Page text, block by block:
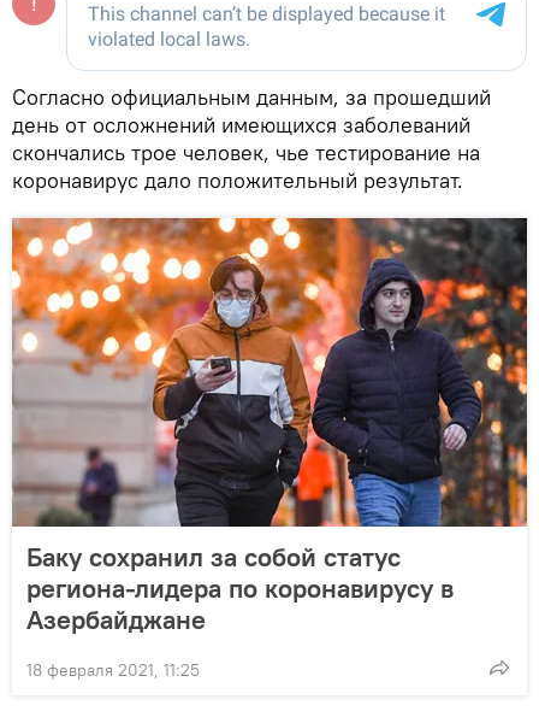
Согласно официальным данным, за прошедший
день от осложнений имеющихся заболеваний
скончались трое человек, чье тестирование на
коронавирус дало положительный результат.
Баку сохранил за собой статус
региона-лидера по коронавирусу в
Азербайджане
18 февраля 2021, 11:25